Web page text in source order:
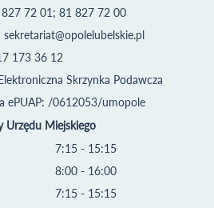
72 01; 81 827 72 00
sekretariat@opolelubelskie.pl
173 36 12
Skrzynka Podawcza
ePUAP: /0612053/umopole
Urzędu Miejskiego
7:15 - 15:15
8:00 - 16:00
7:15 - 15:15